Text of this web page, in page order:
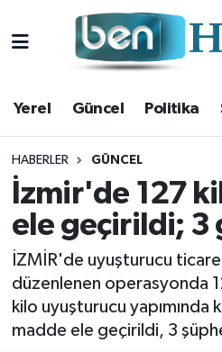
Yerel Güncel Politika
HABERLER GÜNCEL
İzmir'de 127
ele geçirildi; 3
İZMİR'de uyuşturucu
düzenlenen operasyonda
kilo uyuşturucu yapımında
madde ele geçirildi, 3
Yerel
Güncel
Politika
Spor
Ekonomi
Sağlık
Magazin
Hava Durumu
Trafik Durumu
Süper Lig Puan Durumu
Tüm Manşetler
Son Dakika Haberleri
Haber Arşivi